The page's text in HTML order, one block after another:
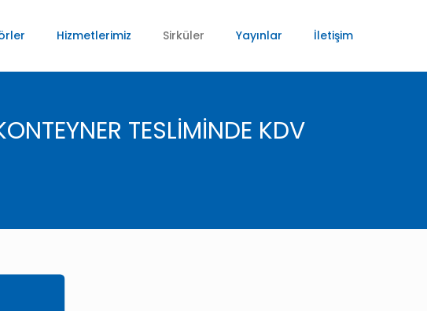
Hizmetlerimiz Sirküler Yayınlar İletişim
TESLİMİNDE KDV